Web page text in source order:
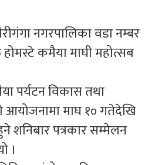
नगरपालिका वडा नम्बर
होमस्टे कमैया माघी महोत्सब
पर्यटन विकास तथा
आयोजनामा माघ १० गतेदेखि
शनिबार पत्रकार सम्मेलन
।